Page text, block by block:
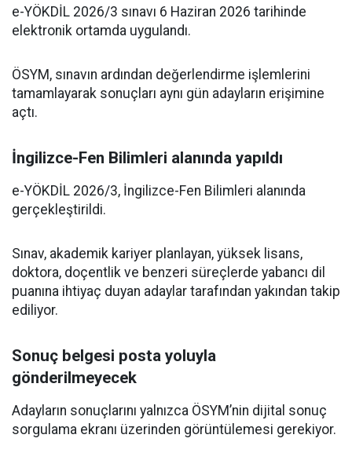
e-YÖKDİL 2026/3 sınavı 6 Haziran 2026 tarihinde
elektronik ortamda uygulandı.
ÖSYM, sınavın ardından değerlendirme işlemlerini
tamamlayarak sonuçları aynı gün adayların erişimine
açtı.
İngilizce-Fen Bilimleri alanında yapıldı
e-YÖKDİL 2026/3, İngilizce-Fen Bilimleri alanında
gerçekleştirildi.
Sınav, akademik kariyer planlayan, yüksek lisans,
doktora, doçentlik ve benzeri süreçlerde yabancı dil
puanına ihtiyaç duyan adaylar tarafından yakından takip
ediliyor.
Sonuç belgesi posta yoluyla
gönderilmeyecek
Adayların sonuçlarını yalnızca ÖSYM’nin dijital sonuç
sorgulama ekranı üzerinden görüntülemesi gerekiyor.